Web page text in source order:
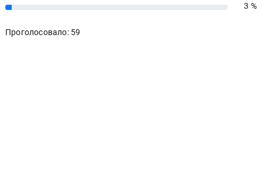
3% 3 %
Проголосовало: 59